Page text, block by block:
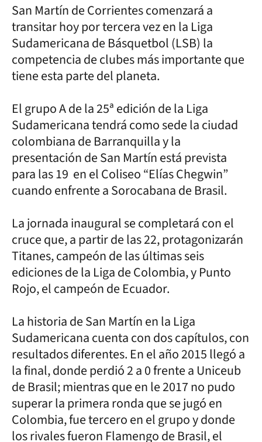
San Martín de Corrientes comenzará a
transitar hoy por tercera vez en la Liga
Sudamericana de Básquetbol (LSB) la
competencia de clubes más importante que
tiene esta parte del planeta.
El grupo A de la 25ª edición de la Liga
Sudamericana tendrá como sede la ciudad
colombiana de Barranquilla y la
presentación de San Martín está prevista
para las 19 en el Coliseo “Elías Chegwin”
cuando enfrente a Sorocabana de Brasil.
La jornada inaugural se completará con el
cruce que, a partir de las 22, protagonizarán
Titanes, campeón de las últimas seis
ediciones de la Liga de Colombia, y Punto
Rojo, el campeón de Ecuador.
La historia de San Martín en la Liga
Sudamericana cuenta con dos capítulos, con
resultados diferentes. En el año 2015 llegó a
la final, donde perdió 2 a 0 frente a Uniceub
de Brasil; mientras que en le 2017 no pudo
superar la primera ronda que se jugó en
Colombia, fue tercero en el grupo y donde
los rivales fueron Flamengo de Brasil, el